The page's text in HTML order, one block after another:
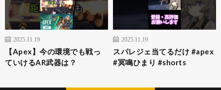
2025.11.19
【Apex】今の環境でも戦っ
ていけるAR武器は？
2025.11.19
スパレジェ当てるだけ #apex
#冥鳴ひまり #shorts